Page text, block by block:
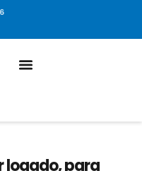
logado, para